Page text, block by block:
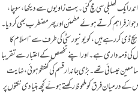
کھلبلی سی مچ گئی۔ بہت زاویوں سے دیکھا، سوچا،
تو جواز فراہم کرتے ہوئے مطمئن اور پھر مضطرب بھی کر دیا۔
ڈی کر رہے ہیں، کو یونیورسٹی کی طرف سے “اسلام کا
معمول کی ذمہ داری ہے۔ اور اپنے تخصص کے اعتبار سے تقریبا
عیسائی تھے۔ بڑی جاندار قسم کی گفتگو ہوئی، نہایت
درمیان فرق کو ملحوظ رکھتے ہوئے کچھ بنیادی نکتوں پر